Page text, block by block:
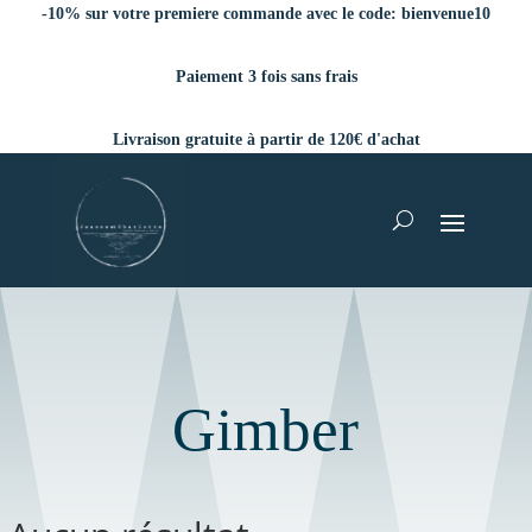
-10% sur votre premiere commande avec le code: bienvenue10
Paiement 3 fois sans frais
Livraison gratuite à partir de 120€ d'achat
Gimber